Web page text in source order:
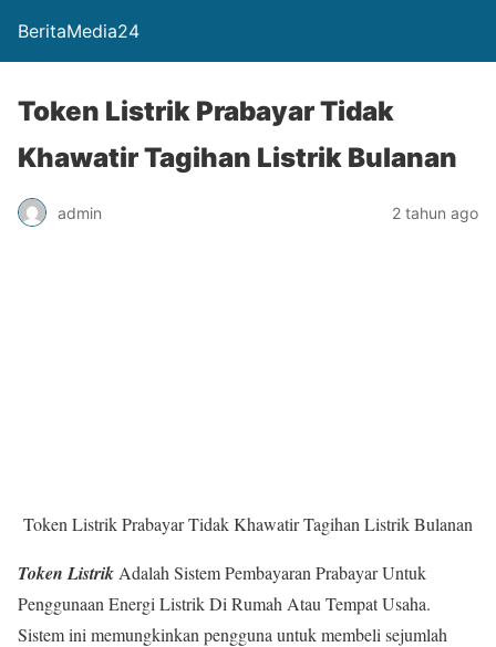
BeritaMedia24
Token Listrik Prabayar Tidak
Khawatir Tagihan Listrik Bulanan
admin 2 tahun ago
Token Listrik Prabayar Tidak Khawatir Tagihan Listrik Bulanan
Token Listrik Adalah Sistem Pembayaran Prabayar Untuk
Penggunaan Energi Listrik Di Rumah Atau Tempat Usaha.
Sistem ini memungkinkan pengguna untuk membeli sejumlah